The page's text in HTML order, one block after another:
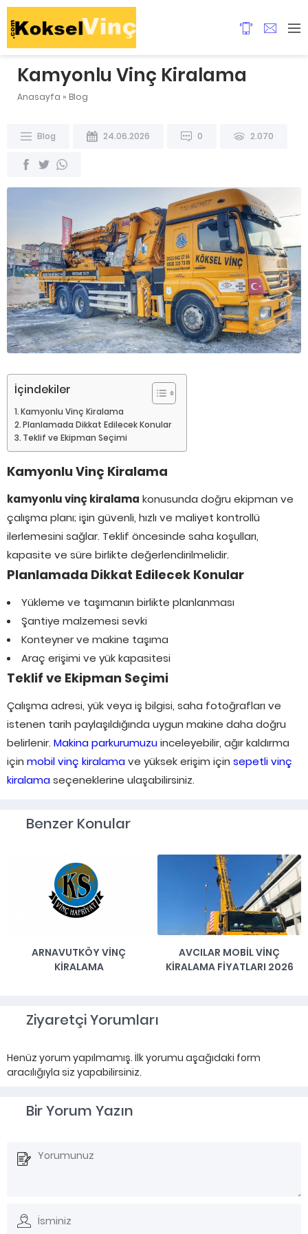
Kamyonlu Vinç Kiralama
Anasayfa » Blog
Blog 24.06.2026 0 2.070
İçindekiler
Kamyonlu Vinç Kiralama
Planlamada Dikkat Edilecek Konular
Teklif ve Ekipman Seçimi
Kamyonlu Vinç Kiralama
kamyonlu vinç kiralama konusunda doğru ekipman ve
çalışma planı; işin güvenli, hızlı ve maliyet kontrollü
ilerlemesini sağlar. Teklif öncesinde saha koşulları,
kapasite ve süre birlikte değerlendirilmelidir.
Planlamada Dikkat Edilecek Konular
Yükleme ve taşımanın birlikte planlanması
Şantiye malzemesi sevki
Konteyner ve makine taşıma
Araç erişimi ve yük kapasitesi
Teklif ve Ekipman Seçimi
Çalışma adresi, yük veya iş bilgisi, saha fotoğrafları ve
istenen tarih paylaşıldığında uygun makine daha doğru
belirlenir. Makina parkurumuzuinceleyebilir, ağır kaldırma
için mobil vinç kiralamave yüksek erişim için sepetli vinç
kiralamaseçeneklerine ulaşabilirsiniz.
Benzer Konular
ARNAVUTKÖY VINÇ
KIRALAMA
AVCILAR MOBIL VINÇ
KIRALAMA FIYATLARI 2026
Ziyaretçi Yorumları
Henüz yorum yapılmamış. İlk yorumu aşağıdaki form
aracılığıyla siz yapabilirsiniz.
Bir Yorum Yazın